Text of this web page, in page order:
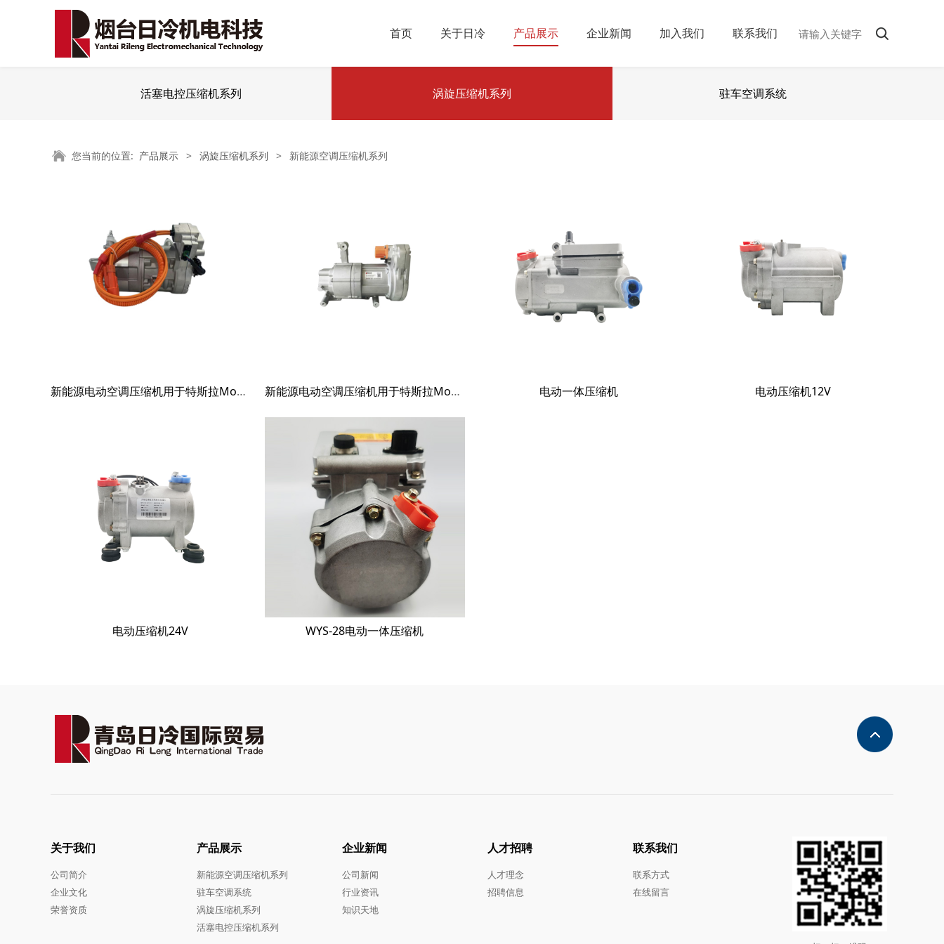
首页 关于日冷 产品展示 企业新闻 加入我们 联系我们
活塞电控压缩机系列 涡旋压缩机系列 驻车空调系统
您当前的位置: 产品展示 > 涡旋压缩机系列 > 新能源空调压缩机系列
新能源电动空调压缩机用于特斯拉Model 3 Tesla Model 3 17-21 108819800L 新能源电动空调压缩机用于特斯拉Model 3/Model Y 1501256-00-h 1501256-00-i 1501256-00-j AD5601-3 1501256-00-m 1501256-00-f 电动一体压缩机 电动压缩机12V
电动压缩机24V WYS-28电动一体压缩机
关于我们
公司简介
企业文化
荣誉资质
产品展示
新能源空调压缩机系列
驻车空调系统
涡旋压缩机系列
活塞电控压缩机系列
企业新闻
公司新闻
行业资讯
知识天地
人才招聘
人才理念
招聘信息
联系我们
联系方式
在线留言